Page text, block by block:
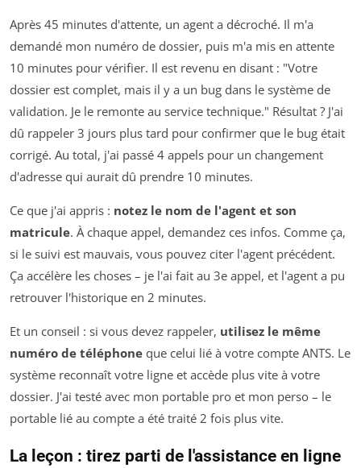
Après 45 minutes d'attente, un agent a décroché. Il m'a
demandé mon numéro de dossier, puis m'a mis en attente
10 minutes pour vérifier. Il est revenu en disant : "Votre
dossier est complet, mais il y a un bug dans le système de
validation. Je le remonte au service technique." Résultat ? J'ai
dû rappeler 3 jours plus tard pour confirmer que le bug était
corrigé. Au total, j'ai passé 4 appels pour un changement
d'adresse qui aurait dû prendre 10 minutes.
Ce que j'ai appris : notez le nom de l'agent et son
matricule. À chaque appel, demandez ces infos. Comme ça,
si le suivi est mauvais, vous pouvez citer l'agent précédent.
Ça accélère les choses – je l'ai fait au 3e appel, et l'agent a pu
retrouver l'historique en 2 minutes.
Et un conseil : si vous devez rappeler, utilisez le même
numéro de téléphone que celui lié à votre compte ANTS. Le
système reconnaît votre ligne et accède plus vite à votre
dossier. J'ai testé avec mon portable pro et mon perso – le
portable lié au compte a été traité 2 fois plus vite.
La leçon : tirez parti de l'assistance en ligne